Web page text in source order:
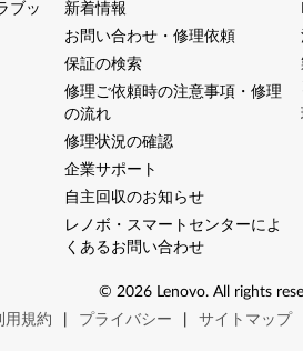
ブッ
新着情報
お問い合わせ・修理依頼
保証の検索
修理ご依頼時の注意事項・修理
の流れ
修理状況の確認
企業サポート
自主回収のお知らせ
レノボ・スマートセンターによ
くあるお問い合わせ
© 2026 Lenovo. All rights
用規約
プライバシー サイトマップ